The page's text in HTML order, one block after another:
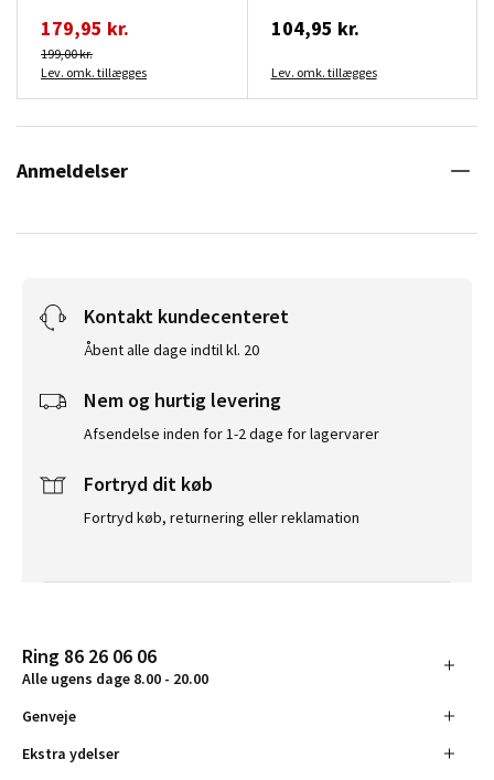
179,95 kr.
199,00 kr.
Lev. omk. tillægges
104,95 kr.
Lev. omk. tillægges
Anmeldelser
Kontakt kundecenteret
Åbent alle dage indtil kl. 20
Nem og hurtig levering
Afsendelse inden for 1-2 dage for lagervarer
Fortryd dit køb
Fortryd køb, returnering eller reklamation
Ring 86 26 06 06
Alle ugens dage 8.00 - 20.00
Genveje
Ekstra ydelser